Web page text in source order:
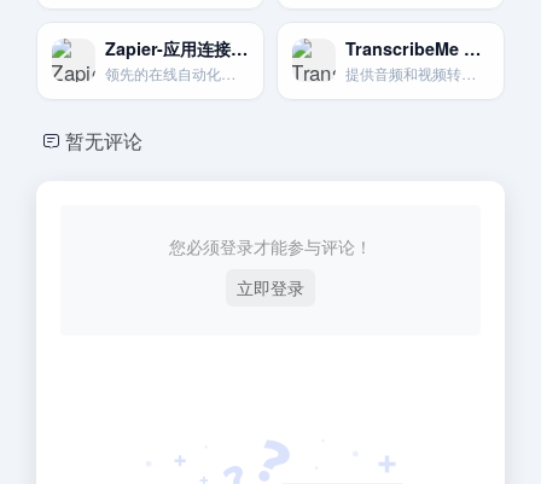
Zapier-应用连接与自动化神器
领先的在线自动化工具。无需代码即可连接你使用的各种Web应用并让任务自动化。
TranscribeMe 音频转录服务平台
提供音频和视频转录服务.适合英语听力好且打字快的人士。
暂无评论
您必须登录才能参与评论！
立即登录